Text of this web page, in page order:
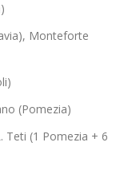
Monteforte
(Pomezia)
Teti (1 Pomezia + 6